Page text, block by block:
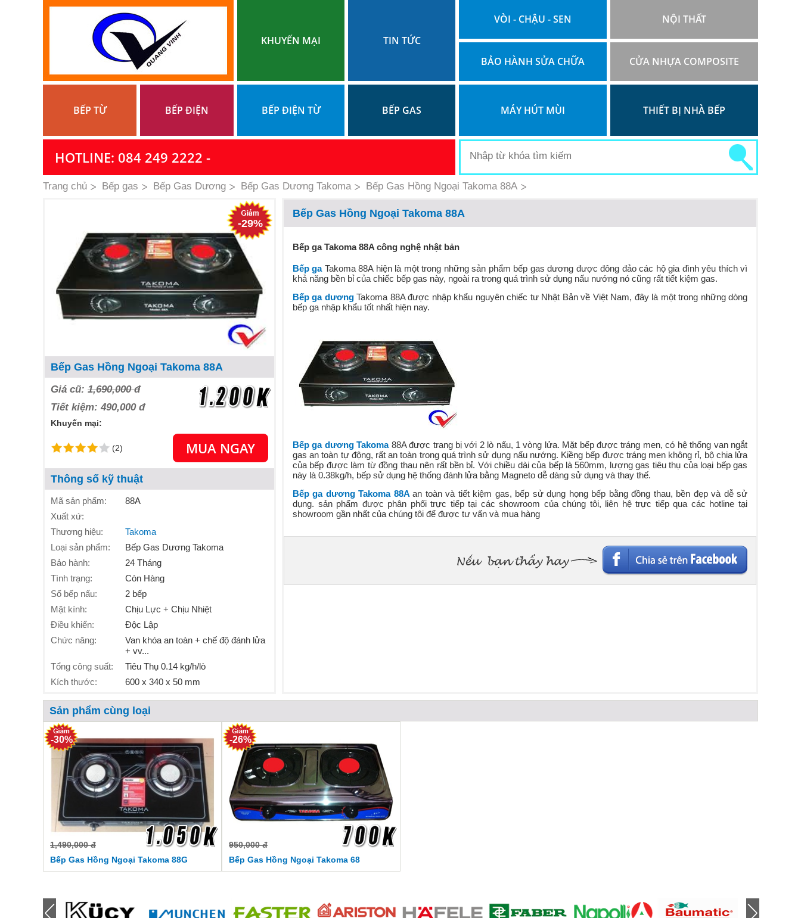
KHUYẾN MẠI TIN TỨC
VÒI - CHẬU - SEN
BẢO HÀNH SỬA CHỮA
NỘI THẤT
CỬA NHỰA COMPOSITE
BẾP TỪ BẾP ĐIỆN BẾP ĐIỆN TỪ BẾP GAS MÁY HÚT MÙI THIẾT BỊ NHÀ BẾP
HOTLINE: 084 249 2222 -
Trang chủ Bếp gas Bếp Gas Dương Bếp Gas Dương Takoma Bếp Gas Hồng Ngoại Takoma 88A
Bếp Gas Hồng Ngoại Takoma 88A
-29%
Giá cũ: 1,690,000 đ
Tiết kiệm: 490,000 đ
Khuyến mại:
MUA NGAY
(2)
Thông số kỹ thuật
Mã sản phẩm:
88A
Xuất xứ:
Thương hiệu:
Takoma
Loại sản phẩm:
Bếp Gas Dương Takoma
Bảo hành:
24 Tháng
Tình trạng:
Còn Hàng
Số bếp nấu:
2 bếp
Mặt kính:
Chịu Lực + Chịu Nhiệt
Điều khiển:
Độc Lập
Chức năng:
Van khóa an toàn + chế độ đánh lửa
+ vv...
Tổng công suất:
Tiêu Thụ 0.14 kg/h/lò
Kích thước:
600 x 340 x 50 mm
Bếp Gas Hồng Ngoại Takoma 88A
Bếp ga Takoma 88A công nghệ nhật bản
Bếp gaTakoma 88A hiện là một trong những sản phẩm bếp gas dương được đông đảo các hộ gia đình yêu thích vì
khả năng bền bỉ của chiếc bếp gas này, ngoài ra trong quá trình sử dụng nấu nướng nó cũng rất tiết kiệm gas.
Bếp ga dươngTakoma 88A được nhập khẩu nguyên chiếc tư Nhật Bản về Việt Nam, đây là một trong những dòng
bếp ga nhập khẩu tốt nhất hiện nay.
Bếp ga dương Takoma88A được trang bị với 2 lò nấu, 1 vòng lửa. Mặt bếp được tráng men, có hệ thống van ngắt
gas an toàn tự động, rất an toàn trong quá trình sử dụng nấu nướng. Kiềng bếp được tráng men không rỉ, bộ chia lửa
của bếp được làm từ đồng thau nên rất bền bỉ. Với chiều dài của bếp là 560mm, lượng gas tiêu thụ của loại bếp gas
này là 0.38kg/h, bếp sử dụng hệ thống đánh lửa bằng Magneto dễ dàng sử dụng và thay thế.
Bếp ga dương Takoma 88Aan toàn và tiết kiệm gas, bếp sử dụng họng bếp bằng đồng thau, bền đẹp và dễ sử
dụng. sản phẩm được phân phối trực tiếp tại các showroom của chúng tôi, liên hệ trực tiếp qua các hotline tại
showroom gần nhất của chúng tôi để được tư vấn và mua hàng
Sản phẩm cùng loại
1,490,000 đ
Bếp Gas Hồng Ngoại Takoma 88G
-30%
950,000 đ
Bếp Gas Hồng Ngoại Takoma 68
-26%